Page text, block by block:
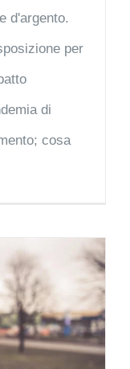
d'argento.
per
di
cosa